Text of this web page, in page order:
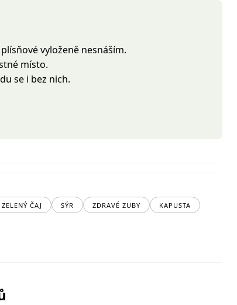
vyloženě nesnáším.
místo.
se i bez nich.
ZELENÝ ČAJ SÝR ZDRAVÉ ZUBY KAPUSTA